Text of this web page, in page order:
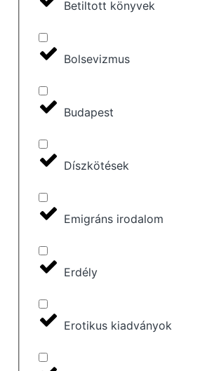
Betiltott könyvek
Bolsevizmus
Budapest
Díszkötések
Emigráns irodalom
Erdély
Erotikus kiadványok